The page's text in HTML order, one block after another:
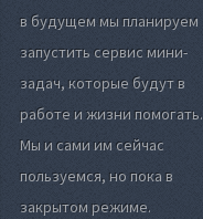
в будущем мы планируем
запустить сервис мини-
задач, которые будут в
работе и жизни помогать.
Мы и сами им сейчас
пользуемся, но пока в
закрытом режиме.